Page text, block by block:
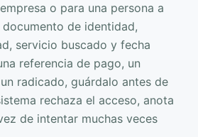
o para una persona a
de identidad,
servicio buscado y fecha
referencia de pago, un
radicado, guárdalo antes de
rechaza el acceso, anota
de intentar muchas veces